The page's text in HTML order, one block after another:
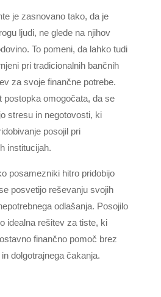
je zasnovano tako, da je
ljudi, ne glede na njihov
To pomeni, da lahko tudi
pri tradicionalnih bančnih
za svoje finančne potrebe.
postopka omogočata, da se
stresu in negotovosti, ki
posojil pri
institucijah.
posamezniki hitro pridobijo
posvetijo reševanju svojih
odlašanja. Posojilo
idealna rešitev za tiste, ki
finančno pomoč brez
dolgotrajnega čakanja.